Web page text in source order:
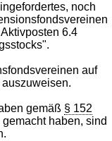
noch
6.4
auf
gemäß § 152
haben, sind